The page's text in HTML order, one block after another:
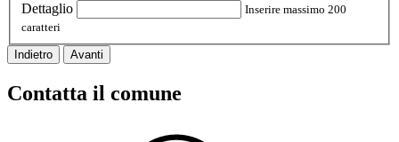
Dettaglio
Inserire massimo 200
caratteri
Indietro Avanti
Contatta il comune